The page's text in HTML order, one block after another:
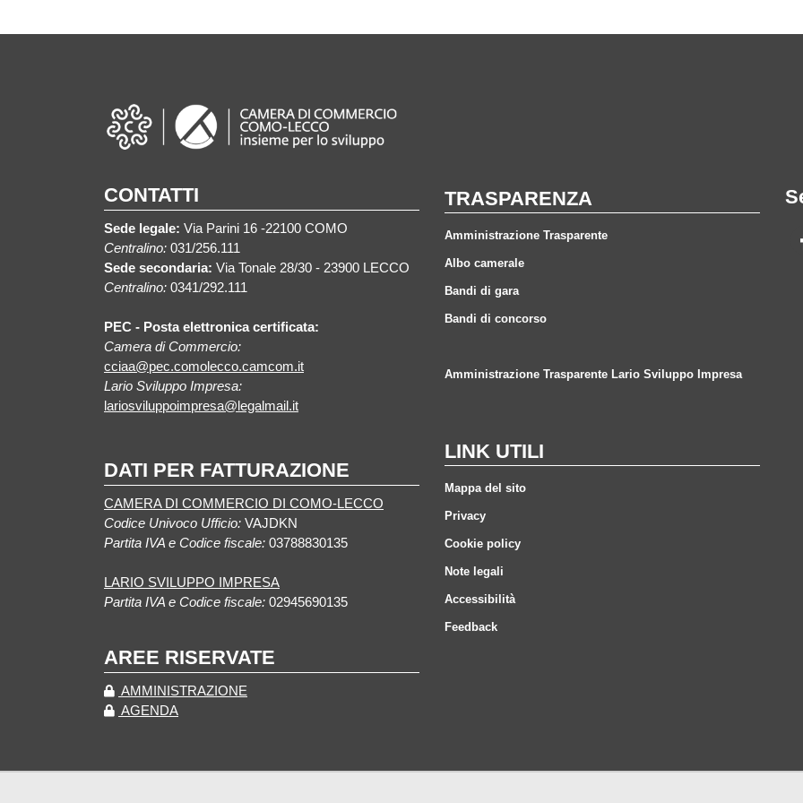
CONTATTI
Sede legale: Via Parini 16 -22100 COMO
Centralino: 031/256.111
Sede secondaria: Via Tonale 28/30 - 23900 LECCO
Centralino: 0341/292.111
PEC - Posta elettronica certificata:
Camera di Commercio:
cciaa@pec.comolecco.camcom.it
Lario Sviluppo Impresa:
lariosviluppoimpresa@legalmail.it
DATI PER FATTURAZIONE
CAMERA DI COMMERCIO DI COMO-LECCO
Codice Univoco Ufficio: VAJDKN
Partita IVA e Codice fiscale: 03788830135
LARIO SVILUPPO IMPRESA
Partita IVA e Codice fiscale: 02945690135
AREE RISERVATE
AMMINISTRAZIONE
AGENDA
TRASPARENZA
Amministrazione Trasparente
Albo camerale
Bandi di gara
Bandi di concorso
Amministrazione Trasparente Lario Sviluppo Impresa
LINK UTILI
Mappa del sito
Privacy
Cookie policy
Note legali
Accessibilità
Feedback